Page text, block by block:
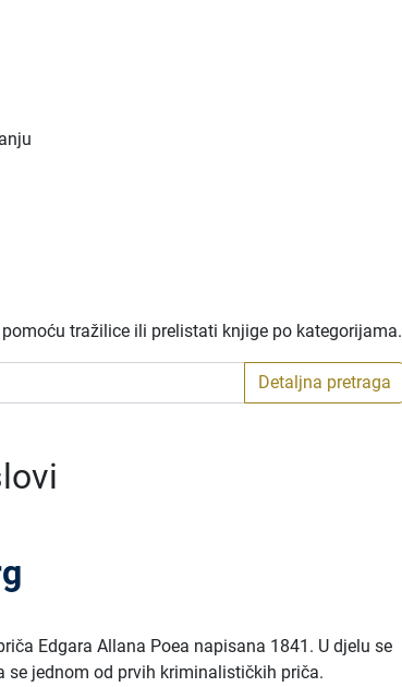
tražilice ili prelistati knjige po kategorijama.
Detaljna pretraga
Edgara Allana Poea napisana 1841. U djelu se
jednom od prvih kriminalističkih priča.